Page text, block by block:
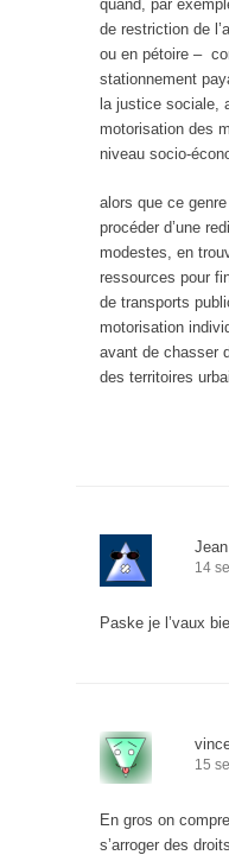
quand, par
de restriction de
ou en pétoire –
stationnement
la justice sociale,
motorisation des
niveau socio-
alors que ce
procéder d’une
modestes, en
ressources pour
de transports
motorisation
avant de chasser
des territoires
14
Paske je l’vaux
15
En gros on
s’arroger des